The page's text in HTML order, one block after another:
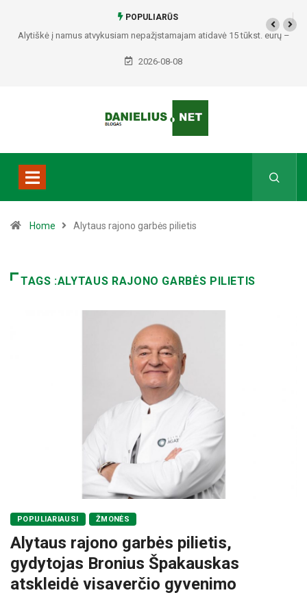
POPULIARŪS
Alytiškė į namus atvykusiam nepažįstamajam atidavė 15 tūkst. eurų –
policija pradėjo tyrimą
2026-08-08
Home Alytaus rajono garbės pilietis
TAGS :ALYTAUS RAJONO GARBĖS PILIETIS
POPULIARIAUSI ŽMONĖS
Alytaus rajono garbės pilietis,
gydytojas Bronius Špakauskas
atskleidė visaverčio gyvenimo